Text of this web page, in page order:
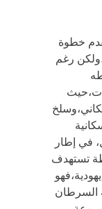
خطوة
رغم
في إطار
تستهدف
السرطان